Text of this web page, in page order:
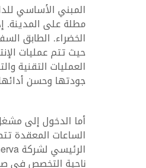
مطلة على المدينة.
الخضراء. الطابق
حيث تتم عمليات
العمليات التقنية
جودتها وحسن
الساعات المعقدة